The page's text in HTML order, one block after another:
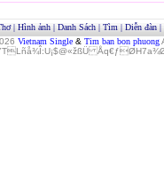
| Hình ảnh | Danh Sách | Tìm | Diễn đàn |
Vietnam Single& Tim ban bon phuong